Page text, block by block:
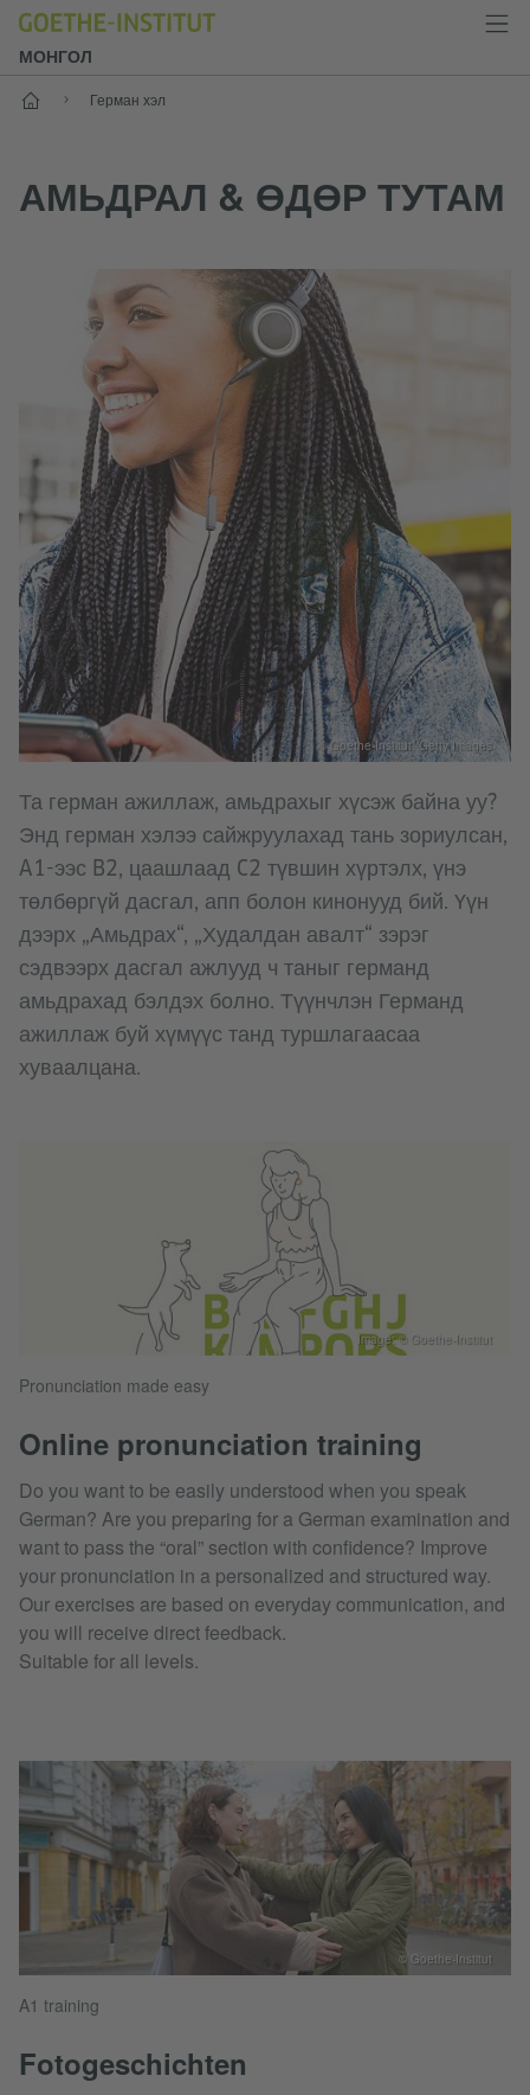
МОНГОЛ
Нүүр хуудасГерман хэл
АМЬДРАЛ & ӨДӨР ТУТАМ
Та герман ажиллаж, амьдрахыг хүсэж байна уу?
Энд герман хэлээ сайжруулахад тань зориулсан,
A1-ээс B2, цаашлаад C2 түвшин хүртэлх, үнэ
төлбөргүй дасгал, апп болон кинонууд бий. Үүн
дээрх „Амьдрах“, „Худалдан авалт“ зэрэг
сэдвээрх дасгал ажлууд ч таныг германд
амьдрахад бэлдэх болно. Түүнчлэн Германд
ажиллаж буй хүмүүс танд туршлагаасаа
хуваалцана.
© Goethe-Institut, Getty Images
Pronunciation made easy
Online pronunciation training
Do you want to be easily understood when you speak
German? Are you preparing for a German examination and
want to pass the “oral” section with confidence? Improve
your pronunciation in a personalized and structured way.
Our exercises are based on everyday communication, and
you will receive direct feedback.
Suitable for all levels.
Image: © Goethe-Institut
A1 training
Fotogeschichten
© Goethe-Institut